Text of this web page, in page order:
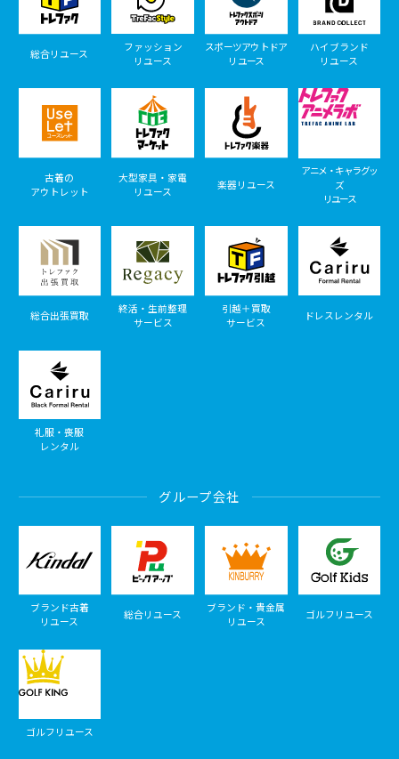
総合リユース
ファッション
リユース
スポーツアウトドア
リユース
ハイブランド
リユース
古着の
アウトレット
大型家具・家電
リユース
楽器リユース
アニメ・キャラグッ
ズ
リユース
総合出張買取
終活・生前整理
サービス
引越＋買取
サービス
ドレスレンタル
礼服・喪服
レンタル
グループ会社
ブランド古着
リユース
総合リユース
ブランド・貴金属
リユース
ゴルフリユース
ゴルフリユース